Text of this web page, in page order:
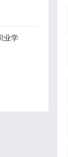
业学